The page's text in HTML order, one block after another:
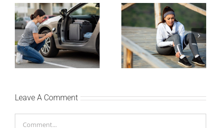
Kako mladi vozači
mogu pametno da
planiraju putovanje
automobilom?
Treniraj pametno: Kako
da izbegneš povrede i
ostaneš u top formi
Leave A Comment